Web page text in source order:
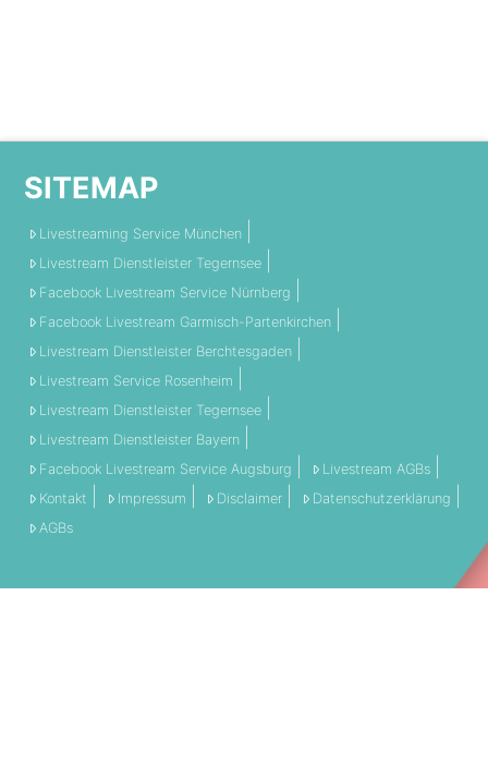
SITEMAP
Livestreaming Service München
Livestream Dienstleister Tegernsee
Facebook Livestream Service Nürnberg
Facebook Livestream Garmisch-Partenkirchen
Livestream Dienstleister Berchtesgaden
Livestream Service Rosenheim
Livestream Dienstleister Tegernsee
Livestream Dienstleister Bayern
Facebook Livestream Service Augsburg
Livestream AGBs
Kontakt
Impressum Disclaimer
Datenschutzerklärung
AGBs